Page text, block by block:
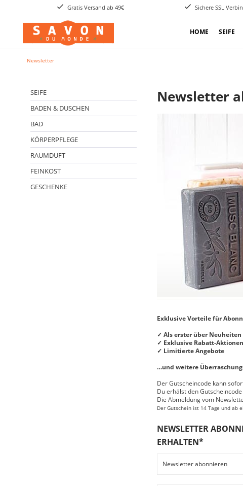
Gratis Versand ab 49€ Sichere SSL
HOME SEIFE
Newsletter
SEIFE
BADEN & DUSCHEN
BAD
KÖRPERPFLEGE
RAUMDUFT
FEINKOST
GESCHENKE
Newsletter
Exklusive Vorteile für
✓ Als erster über
✓ Exklusive Rabatt-
✓ Limitierte Angebote
…und weitere
Der Gutscheincode kann
Du erhälst den
Die Abmeldung vom
Der Gutschein ist 14 Tage und ab
NEWSLETTER
ERHALTEN*